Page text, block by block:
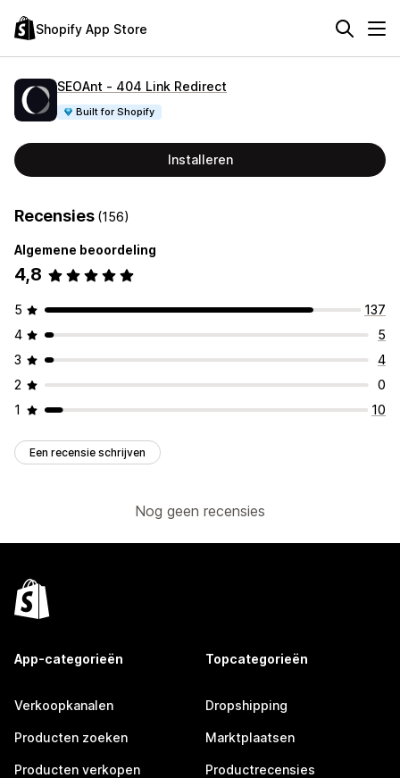
Shopify App Store
SEOAnt ‑ 404 Link Redirect
Built for Shopify
Installeren
Recensies (156)
Algemene beoordeling
4,8
5
137
4
5
3
4
2
0
1
10
Een recensie schrijven
Nog geen recensies
App-categorieën
Verkoopkanalen
Producten zoeken
Producten verkopen
Topcategorieën
Dropshipping
Marktplaatsen
Productrecensies